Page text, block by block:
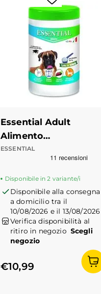
Essential Adult
Alimento
Complementare in
ESSENTIAL
Recensioni Truspilot del
Disponibile in 2 variante/i
Disponibile alla consegna
a domicilio tra il
10/08/2026 e il 13/08/2026
Verifica disponibilità al
ritiro in negozio Scegli
negozio
€10,99